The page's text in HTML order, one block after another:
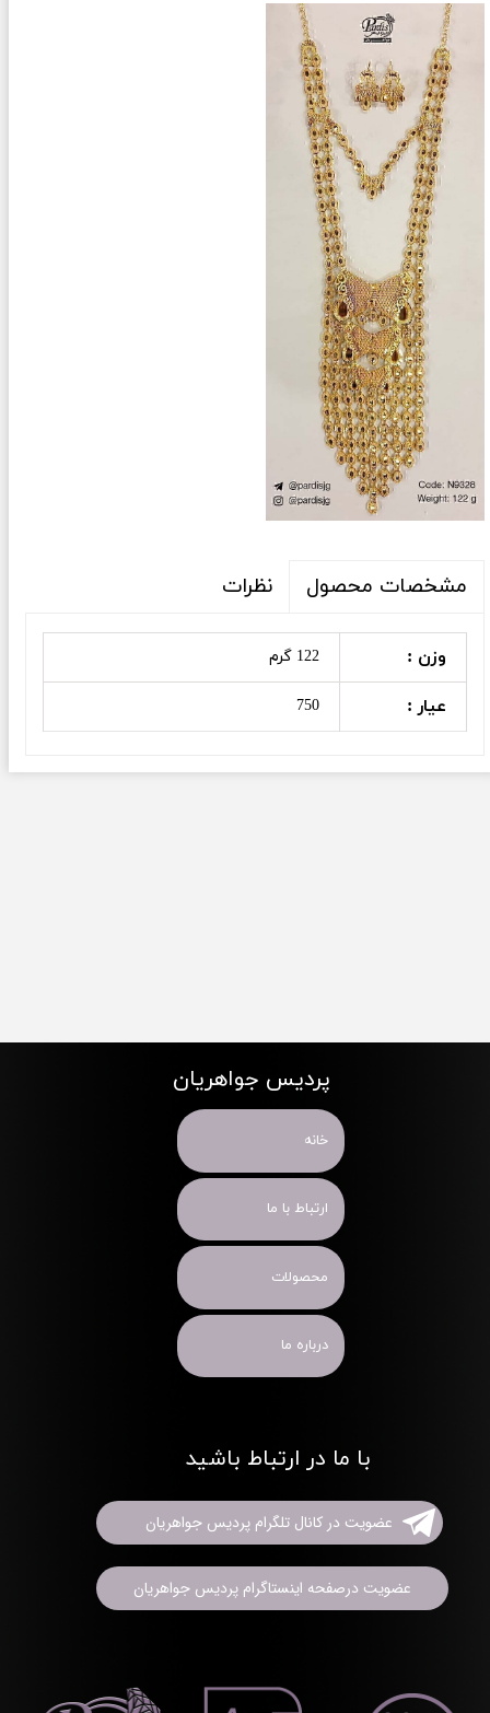
مشخصات محصول نظرات
وزن : 122 گرم
عیار : 750
پردیس جواهریان
خانه
ارتباط با ما
محصولات
درباره ما
با ما در ارتباط باشید
عضویت در کانال تلگرام پردیس جواهریان
عضویت درصفحه اینستاگرام پردیس جواهریان